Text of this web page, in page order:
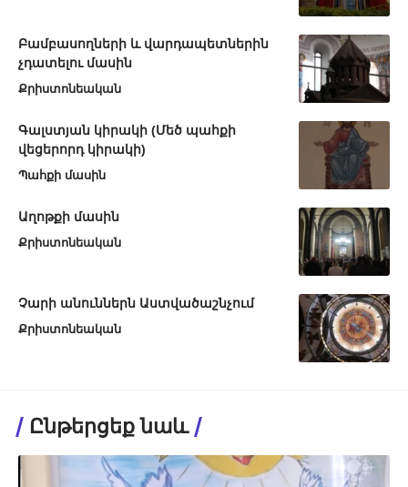
Բամբասողների և վարդապետներին
չդատելու մասին
Քրիստոնեական
Գալստյան կիրակի (Մեծ պահքի
վեցերորդ կիրակի)
Պահքի մասին
Աղոթքի մասին
Քրիստոնեական
Չարի անուններն Աստվածաշնչում
Քրիստոնեական
Ընթերցեք նաև